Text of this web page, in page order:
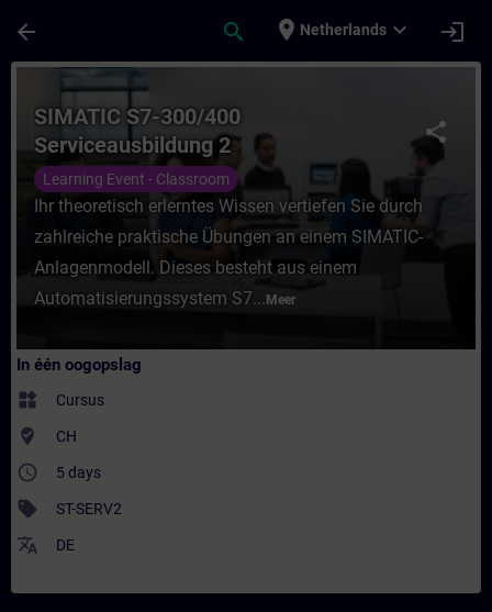
arrow_back search place Netherlands expand_more login
Cursus - SIMATIC S7-300/400
share
SIMATIC S7-300/400
Serviceausbildung 2
Learning Event - Classroom
Ihr theoretisch erlerntes Wissen vertiefen Sie durch
zahlreiche praktische Übungen an einem SIMATIC-
Anlagenmodell. Dieses besteht aus einem
Automatisierungssystem S7... Meer
In één oogopslag
widgets Cursus
where_to_vote CH
access_time 5 days
sell ST-SERV2
translate DE